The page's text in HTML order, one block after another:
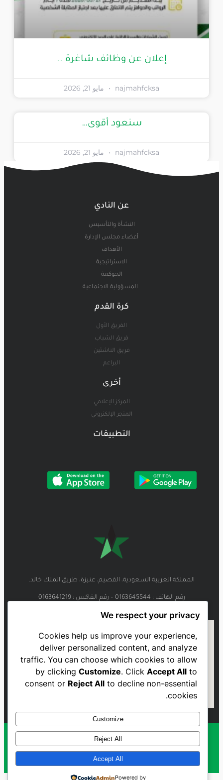
إعلان عن وظائف شاغرة ..
najmahfcksa مايو 21, 2026
سنعود أقوى…
najmahfcksa مايو 21, 2026
عن النادي
النشأة والتأسيس
أعضاء مجلس الإدارة
الأهداف
الاستراتيجية
الحوكمة
المسؤولية الاجتماعية
كرة القدم
الفريق الأول
فريق الشباب
فريق الناشئين
البراعم
أخرى
المركز الإعلامي
المتجر الإلكتروني
التطبيقات
المملكة العربية السعودية، القصيم، عنيزة، طريق الملك خالد.
رقم الهاتف : 0163645544 – رقم الفاكس : 0163641219
Al Najmah FC - 2023
We respect your privacy
Cookies help us improve your experience,
deliver personalized content, and analyze
traffic. You can choose which cookies to allow
by clickingCustomize. ClickAccept All to
consent or Reject All to decline non-essential
cookies.
Customize
Reject All
Accept All
Powered by